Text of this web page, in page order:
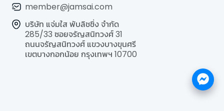
member@jamsai.com
บริษัท แจ่มใส พับลิชชิ่ง จำกัด
285/33 ซอยจรัญสนิทวงศ์ 31
ถนนจรัญสนิทวงศ์ แขวงบางขุนศรี
เขตบางกอกน้อย กรุงเทพฯ 10700